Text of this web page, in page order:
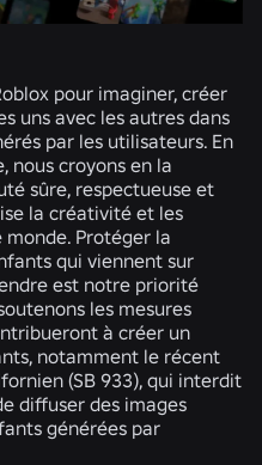
pour imaginer, créer
uns avec les autres dans
par les utilisateurs. En
nous croyons en la
sûre, respectueuse et
la créativité et les
Protéger la
qui viennent sur
est notre priorité
les mesures
à créer un
notamment le récent
(SB 933), qui interdit
diffuser des images
générées par